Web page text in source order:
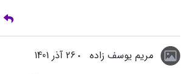
مریم یوسف زاده
26 آذر 1401